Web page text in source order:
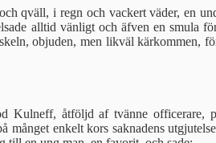
qväll, i regn och vackert väder, en
alltid vänligt och äfven en smula
objuden, men likväl kärkommen,
Kulneff, åtföljd af tvänne officerare,
månget enkelt kors saknadens